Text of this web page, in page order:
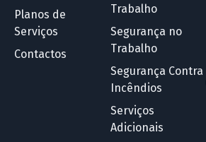
Planos de
Serviços
Contactos
Trabalho
Segurança no
Trabalho
Segurança Contra
Incêndios
Serviços
Adicionais